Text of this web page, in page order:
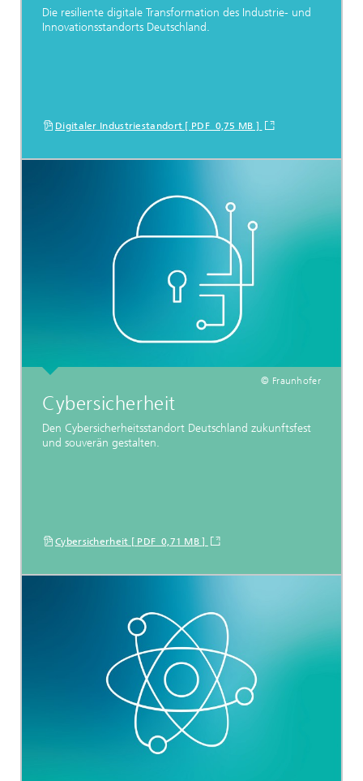
Die resiliente digitale Transformation des Industrie- und
Innovationsstandorts Deutschland.
Digitaler Industriestandort [ PDF 0,75 MB ]
© Fraunhofer
Cybersicherheit
Den Cybersicherheitsstandort Deutschland zukunftsfest
und souverän gestalten.
Cybersicherheit [ PDF 0,71 MB ]